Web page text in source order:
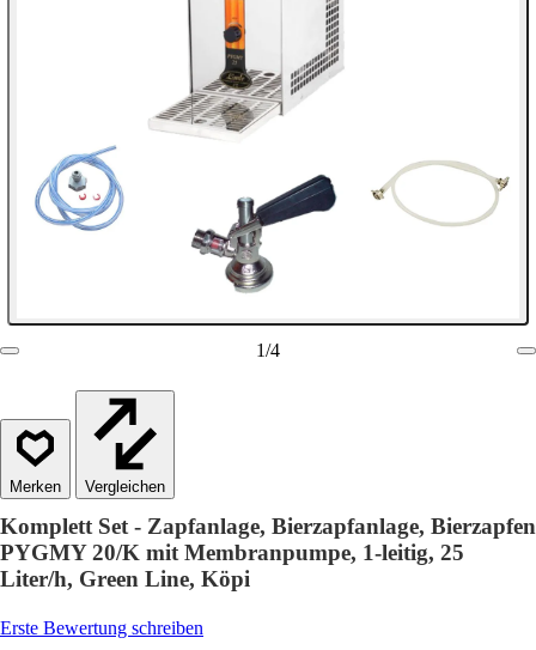
1/4
Vergleichen
Komplett Set - Zapfanlage, Bierzapfanlage, Bierzapfen
PYGMY 20/K mit Membranpumpe, 1-leitig, 25
Liter/h, Green Line, Köpi
Erste Bewertung schreiben